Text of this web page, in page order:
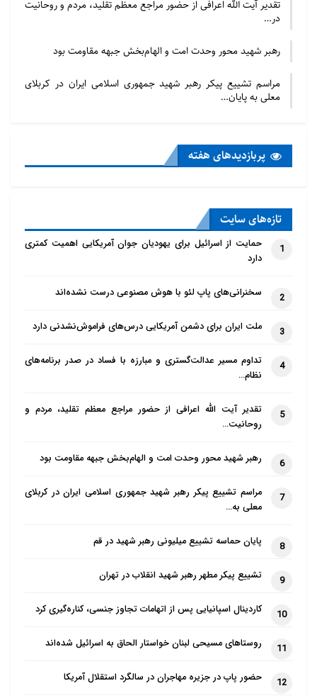
تقدیر آیت الله اعرافی از حضور مراجع معظم تقلید، مردم و روحانیت
در…
رهبر شهید محور وحدت امت و الهام‌بخش جبهه مقاومت بود
مراسم تشییع پیکر رهبر شهید جمهوری اسلامی ایران در کربلای
معلی به پایان…
پربازدید‌های هفته
تازه‌‌های سایت
1
حمایت از اسرائیل برای یهودیان جوان آمریکایی اهمیت کمتری
دارد
2 سخنرانی‌های پاپ لئو با هوش مصنوعی درست نشده‌اند
3 ملت ایران برای دشمن آمریکایی درس‌های فراموش‌نشدنی دارد
4
تداوم مسیر عدالت‌گستری و مبارزه با فساد در صدر برنامه‌های
نظام…
5
تقدیر آیت الله اعرافی از حضور مراجع معظم تقلید، مردم و
روحانیت…
6 رهبر شهید محور وحدت امت و الهام‌بخش جبهه مقاومت بود
7
مراسم تشییع پیکر رهبر شهید جمهوری اسلامی ایران در کربلای
معلی به…
8 پایان حماسه تشییع میلیونی رهبر شهید در قم
9 تشییع پیکر مطهر رهبر شهید انقلاب در تهران
10 کاردینال اسپانیایی پس از اتهامات تجاوز جنسی، کناره‌گیری کرد
11 روستاهای مسیحی لبنان خواستار الحاق به اسرائیل شده‌اند
12 حضور پاپ در جزیره مهاجران در سالگرد استقلال آمریکا